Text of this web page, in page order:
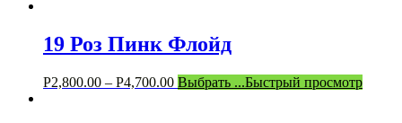
19 Роз Пинк Флойд
Р2,800.00 – Р4,700.00 Выбрать ...Быстрый просмотр